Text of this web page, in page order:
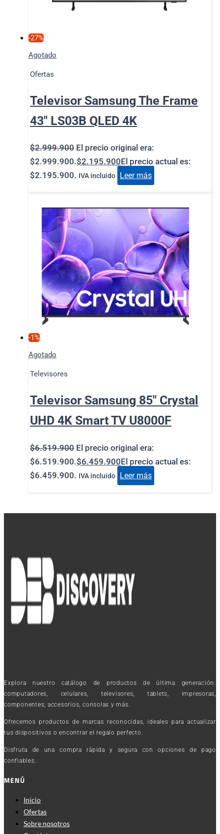
-27%
Agotado
Ofertas
Televisor Samsung The Frame
43″ LS03B QLED 4K
$2.999.900 El precio original era:
$2.999.900.$2.195.900El precio actual es:
$2.195.900. IVA incluido Leer más
-1%
Agotado
Televisores
Televisor Samsung 85″ Crystal
UHD 4K Smart TV U8000F
$6.519.900 El precio original era:
$6.519.900.$6.459.900El precio actual es:
$6.459.900. IVA incluido Leer más
Explora nuestro catálogo de productos de última generación:
computadores, celulares, televisores, tablets, impresoras,
componentes, accesorios, consolas y más.
Ofrecemos productos de marcas reconocidas, ideales para actualizar
tus dispositivos o encontrar el regalo perfecto.
Disfruta de una compra rápida y segura con opciones de pago
confiables.
MENÚ
Inicio
Ofertas
Sobre nosotros